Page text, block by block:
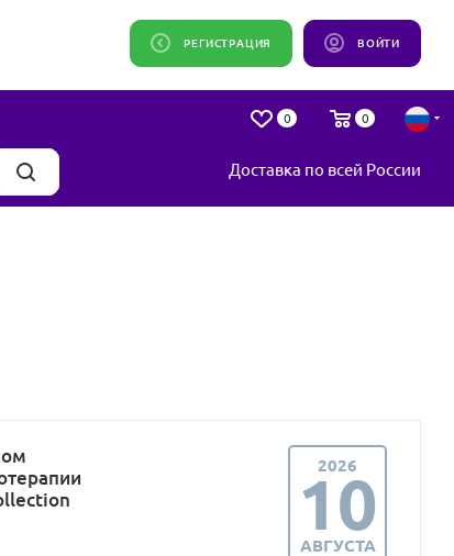
ВОЙТИ
РЕГИСТРАЦИЯ
0 0
Доставка по всей России
2026
10
АВГУСТА